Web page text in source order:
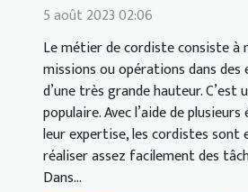
5 août 2023 02:06
Le métier de cordiste consiste à
missions ou opérations dans
d’une très grande hauteur.
populaire. Avec l’aide de
leur expertise, les cordistes sont
réaliser assez facilement des
Dans...